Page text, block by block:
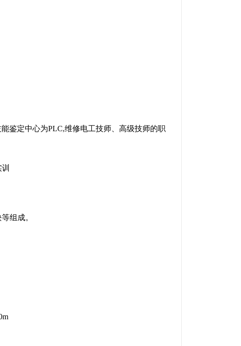
鉴定中心为PLC,维修电工技师、高级技师的职
组成。